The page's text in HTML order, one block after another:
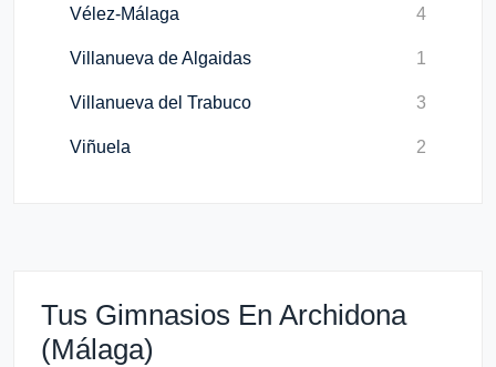
Vélez-Málaga 4
Villanueva de Algaidas 1
Villanueva del Trabuco 3
Viñuela 2
Tus Gimnasios En Archidona
(Málaga)